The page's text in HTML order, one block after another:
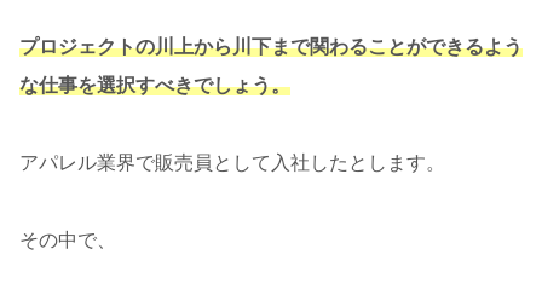
プロジェクトの川上から川下まで関わることができるよう
な仕事を選択すべきでしょう。
アパレル業界で販売員として入社したとします。
その中で、